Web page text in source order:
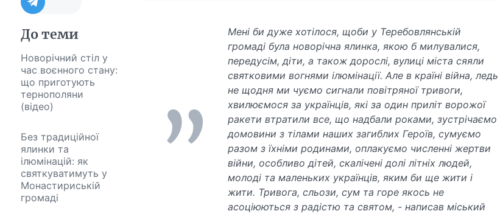
До теми
Новорічний стіл у
час воєнного стану:
що приготують
тернополяни
(відео)
Без традиційної
ялинки та
ілюмінацій: як
святкуватимуть у
Монастириській
громаді
Мені би дуже хотілося, щоби у Теребовлянській
громаді була новорічна ялинка, якою б милувалися,
передусім, діти, а також дорослі, вулиці міста сяяли
святковими вогнями ілюмінації. Але в країні війна, ледь
не щодня ми чуємо сигнали повітряної тривоги,
хвилюємося за українців, які за один приліт ворожої
ракети втратили все, що надбали роками, зустрічаємо
домовини з тілами наших загиблих Героїв, сумуємо
разом з їхніми родинами, оплакуємо численні жертви
війни, особливо дітей, скалічені долі літніх людей,
молоді та маленьких українців, яким би ще жити і
жити. Тривога, сльози, сум та горе якось не
асоціюються з радістю та святом, - написав міський